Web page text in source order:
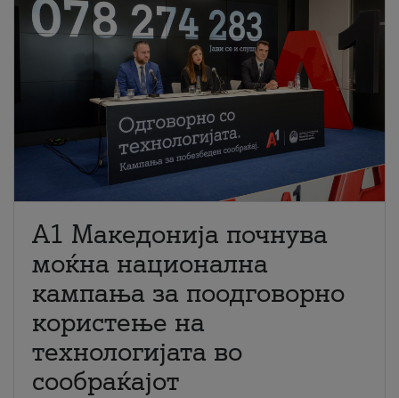
A1 Македонија почнува
моќна национална
кампања за поодговорно
користење на
технологијата во
сообраќајот